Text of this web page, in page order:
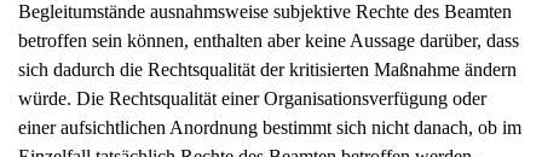
Begleitumstände ausnahmsweise subjektive Rechte des Beamten
betroffen sein können, enthalten aber keine Aussage darüber, dass
sich dadurch die Rechtsqualität der kritisierten Maßnahme ändern
würde. Die Rechtsqualität einer Organisationsverfügung oder
einer aufsichtlichen Anordnung bestimmt sich nicht danach, ob im